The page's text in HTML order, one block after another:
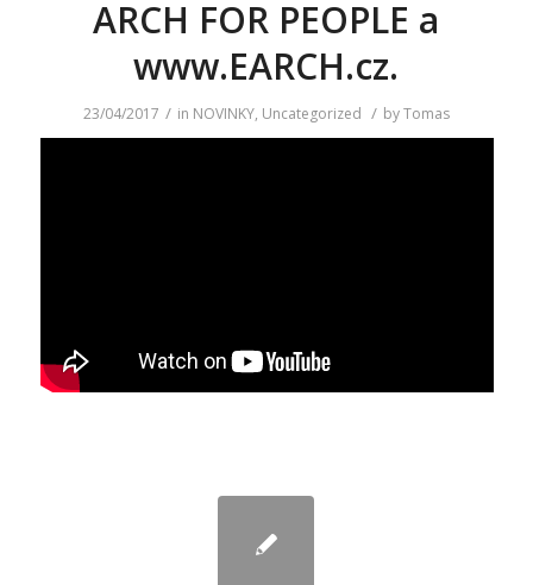
ARCH FOR PEOPLE a
www.EARCH.cz.
23/04/2017 / in NOVINKY, Uncategorized / byTomas